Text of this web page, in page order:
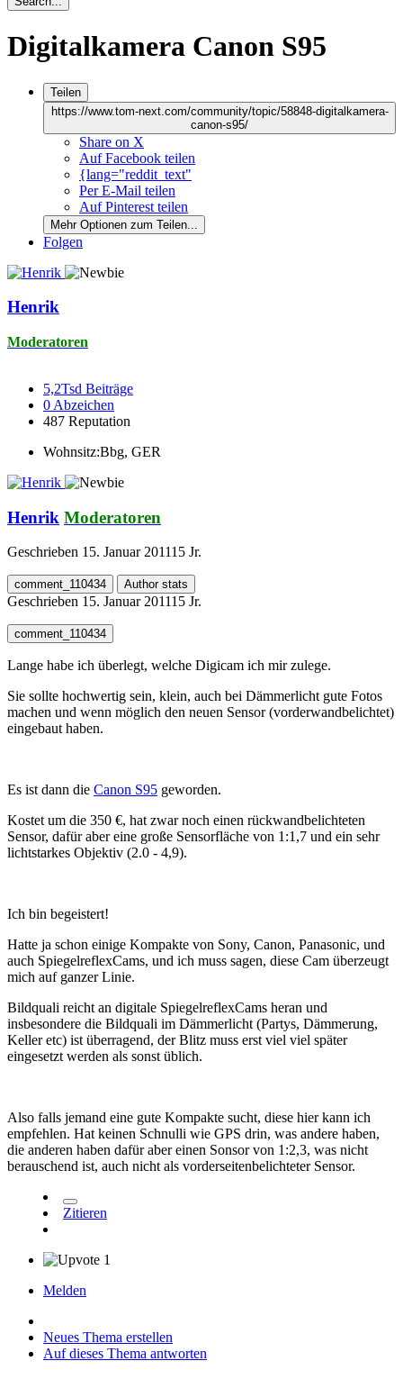
Digitalkamera Canon S95
Teilen
https://www.tom-next.com/community/topic/58848-digitalkamera-
canon-s95/
Share on X
Auf Facebook teilen
{lang="reddit_text"
Per E-Mail teilen
Auf Pinterest teilen
Mehr Optionen zum Teilen...
Folgen
Henrik
Moderatoren
5,2Tsd Beiträge
0 Abzeichen
487 Reputation
Wohnsitz:Bbg, GER
Henrik Moderatoren
Geschrieben 15. Januar 201115 Jr.
comment_110434 Author stats
Geschrieben 15. Januar 201115 Jr.
comment_110434
Lange habe ich überlegt, welche Digicam ich mir zulege.
Sie sollte hochwertig sein, klein, auch bei Dämmerlicht gute Fotos
machen und wenn möglich den neuen Sensor (vorderwandbelichtet)
eingebaut haben.
Es ist dann die Canon S95 geworden.
Kostet um die 350 €, hat zwar noch einen rückwandbelichteten
Sensor, dafür aber eine große Sensorfläche von 1:1,7 und ein sehr
lichtstarkes Objektiv (2.0 - 4,9).
Ich bin begeistert!
Hatte ja schon einige Kompakte von Sony, Canon, Panasonic, und
auch SpiegelreflexCams, und ich muss sagen, diese Cam überzeugt
mich auf ganzer Linie.
Bildquali reicht an digitale SpiegelreflexCams heran und
insbesondere die Bildquali im Dämmerlicht (Partys, Dämmerung,
Keller etc) ist überragend, der Blitz muss erst viel viel später
eingesetzt werden als sonst üblich.
Also falls jemand eine gute Kompakte sucht, diese hier kann ich
empfehlen. Hat keinen Schnulli wie GPS drin, was andere haben,
die anderen haben dafür aber einen Sonsor von 1:2,3, was nicht
berauschend ist, auch nicht als vorderseitenbelichteter Sensor.
Zitieren
1
Melden
Neues Thema erstellen
Auf dieses Thema antworten